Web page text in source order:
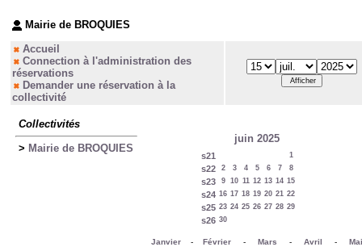
Mairie de BROQUIES
Accueil
Connection à l'administration des
réservations
Demander une réservation à la
collectivité
Collectivités
> Mairie de BROQUIES
juin 2025
s21 1
s22 2 3 4 5 6 7 8
s23 9 10 11 12 13 14 15
s24 16 17 18 19 20 21 22
s25 23 24 25 26 27 28 29
s26 30
Janvier- Février- Mars - Avril - Mai